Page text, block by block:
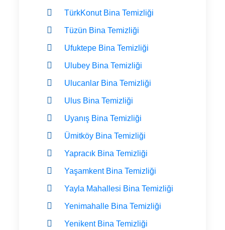
TürkKonut Bina Temizliği
Tüzün Bina Temizliği
Ufuktepe Bina Temizliği
Ulubey Bina Temizliği
Ulucanlar Bina Temizliği
Ulus Bina Temizliği
Uyanış Bina Temizliği
Ümitköy Bina Temizliği
Yapracık Bina Temizliği
Yaşamkent Bina Temizliği
Yayla Mahallesi Bina Temizliği
Yenimahalle Bina Temizliği
Yenikent Bina Temizliği